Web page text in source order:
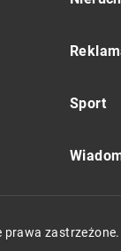
Sport
prawa zastrzeżone.